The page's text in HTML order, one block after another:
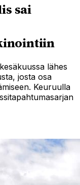
sai
lähes
josta osa
Keuruulla